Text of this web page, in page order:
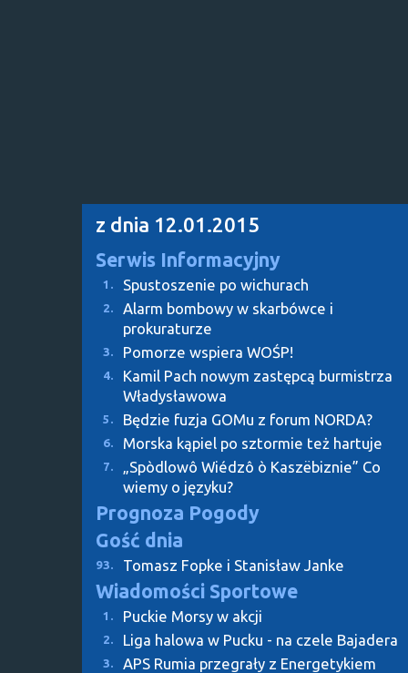
z dnia 12.01.2015
Serwis Informacyjny
1. Spustoszenie po wichurach
2.
Alarm bombowy w skarbówce i
prokuraturze
3. Pomorze wspiera WOŚP!
4.
Kamil Pach nowym zastępcą burmistrza
Władysławowa
5. Będzie fuzja GOMu z forum NORDA?
6. Morska kąpiel po sztormie też hartuje
7.
„Spòdlowô Wiédzô ò Kaszëbiznie” Co
wiemy o języku?
Prognoza Pogody
Gość dnia
93. Tomasz Fopke i Stanisław Janke
Wiadomości Sportowe
1. Puckie Morsy w akcji
2. Liga halowa w Pucku - na czele Bajadera
3.
APS Rumia przegrały z Energetykiem